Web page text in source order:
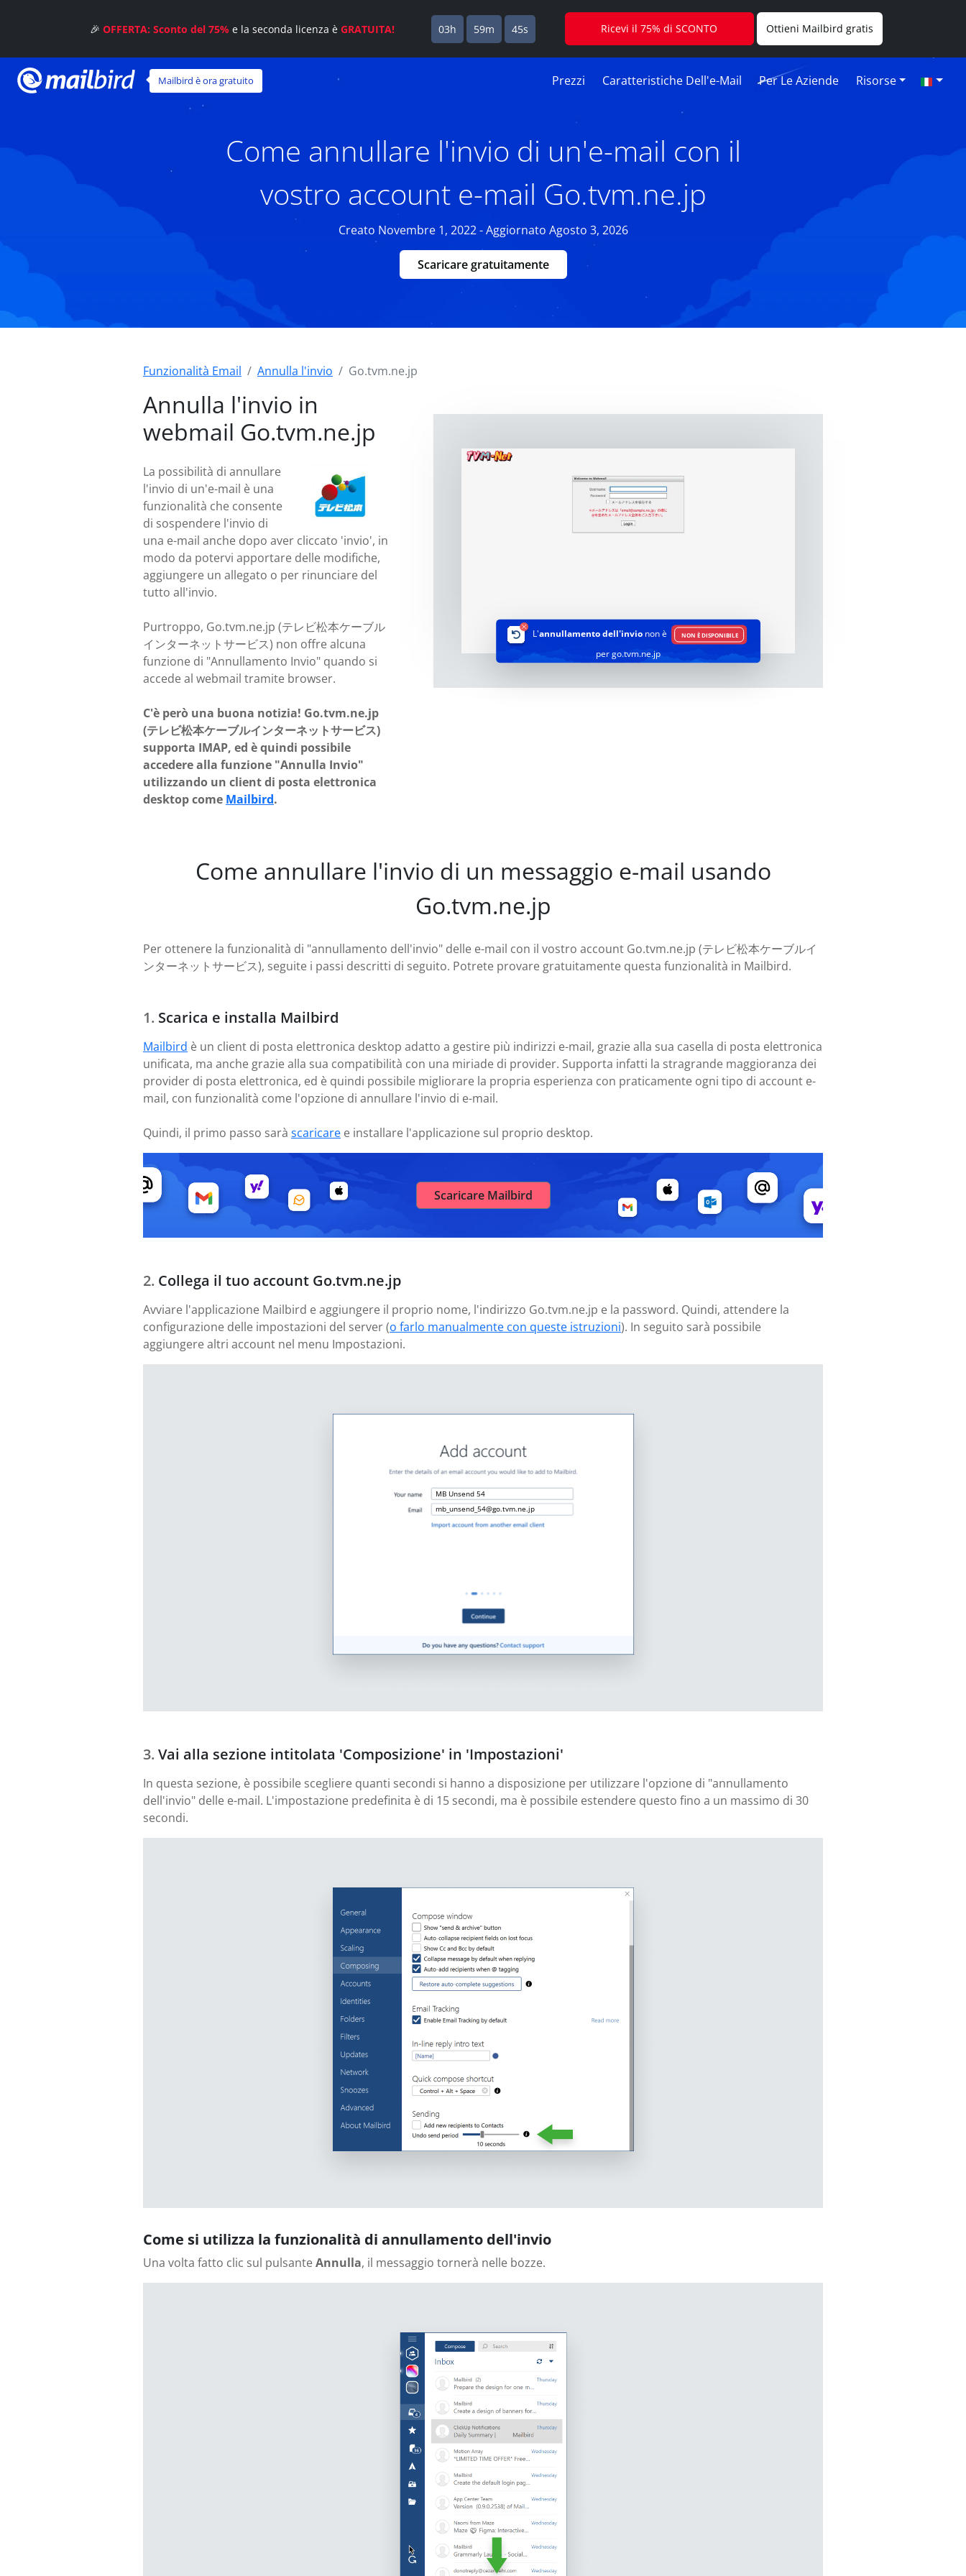
Mailbird è ora gratuito Prezzi Caratteristiche Dell'e-Mail Per Le Aziende Risorse
Come annullare l'invio di un'e-mail con il
vostro account e-mail Go.tvm.ne.jp
Creato Novembre 1, 2022 - Aggiornato Agosto 3, 2026
Scaricare gratuitamente
Funzionalità Email Annulla l'invio Go.tvm.ne.jp
Annulla l'invio in
webmail Go.tvm.ne.jp
La possibilità di annullare
l'invio di un'e-mail è una
funzionalità che consente
di sospendere l'invio di
una e-mail anche dopo aver cliccato 'invio', in
modo da potervi apportare delle modifiche,
aggiungere un allegato o per rinunciare del
tutto all'invio.
Purtroppo, Go.tvm.ne.jp (テレビ松本ケーブル
インターネットサービス) non offre alcuna
funzione di "Annullamento Invio" quando si
accede al webmail tramite browser.
C'è però una buona notizia! Go.tvm.ne.jp
(テレビ松本ケーブルインターネットサービス)
supporta IMAP, ed è quindi possibile
accedere alla funzione "Annulla Invio"
utilizzando un client di posta elettronica
desktop come Mailbird.
L'annullamento dell'invionon è NON È DISPONIBILE
per go.tvm.ne.jp
Come annullare l'invio di un messaggio e-mail usando
Go.tvm.ne.jp
Per ottenere la funzionalità di "annullamento dell'invio" delle e-mail con il vostro account Go.tvm.ne.jp (テレビ松本ケーブルイ
ンターネットサービス), seguite i passi descritti di seguito. Potrete provare gratuitamente questa funzionalità in Mailbird.
Scarica e installa Mailbird
Mailbird è un client di posta elettronica desktop adatto a gestire più indirizzi e-mail, grazie alla sua casella di posta elettronica
unificata, ma anche grazie alla sua compatibilità con una miriade di provider. Supporta infatti la stragrande maggioranza dei
provider di posta elettronica, ed è quindi possibile migliorare la propria esperienza con praticamente ogni tipo di account e-
mail, con funzionalità come l'opzione di annullare l'invio di e-mail.
Quindi, il primo passo sarà scaricare e installare l'applicazione sul proprio desktop.
Scaricare Mailbird
Collega il tuo account Go.tvm.ne.jp
Avviare l'applicazione Mailbird e aggiungere il proprio nome, l'indirizzo Go.tvm.ne.jp e la password. Quindi, attendere la
configurazione delle impostazioni del server (o farlo manualmente con queste istruzioni). In seguito sarà possibile
aggiungere altri account nel menu Impostazioni.
MB Unsend 54
mb_unsend_54@go.tvm.ne.jp
Vai alla sezione intitolata 'Composizione' in 'Impostazioni'
In questa sezione, è possibile scegliere quanti secondi si hanno a disposizione per utilizzare l'opzione di "annullamento
dell'invio" delle e-mail. L'impostazione predefinita è di 15 secondi, ma è possibile estendere questo fino a un massimo di 30
secondi.
Come si utilizza la funzionalità di annullamento dell'invio
Una volta fatto clic sul pulsanteAnnulla, il messaggio tornerà nelle bozze.
🎉OFFERTA: Sconto del 75% e la seconda licenza èGRATUITA! 03h 59m 44s Ricevi il 75% di SCONTO Ottieni Mailbird gratis